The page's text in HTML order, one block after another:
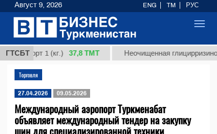
ГТСБТсорт 1 (кг.) 37,8 ТМТ Неочищенная
Торговля
27.04.2026 09.05.2026
Международный аэропорт Туркменабат
объявляет международный тендер на закупку
шин для специализированной техники
Август 9, 2026 ENG TM РУС